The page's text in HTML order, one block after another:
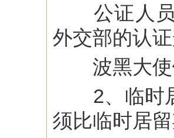
公证人员
外交部的认
波黑大使
2、临时居
须比临时居